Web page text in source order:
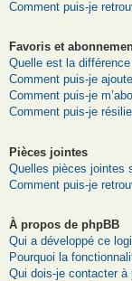
Comment puis-je
Favoris et
Quelle est la
Comment puis-je
Comment puis-je
Comment puis-je
Pièces jointes
Quelles pièces jointes
Comment puis-je
À propos de phpBB
Qui a développé ce
Pourquoi la
Qui dois-je contacter à